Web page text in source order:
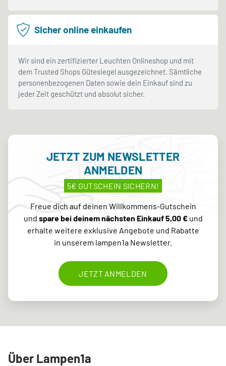
Sicher online einkaufen
Wir sind ein zertifizierter Leuchten Onlineshop und mit
dem Trusted Shops Gütesiegel ausgezeichnet. Sämtliche
personenbezogenen Daten sowie dein Einkauf sind zu
jeder Zeit geschützt und absolut sicher.
JETZT ZUM NEWSLETTER
ANMELDEN
5€ GUTSCHEIN SICHERN!
Freue dich auf deinen Willkommens-Gutschein
und spare bei deinem nächsten Einkauf 5,00 €und
erhalte weitere exklusive Angebote und Rabatte
in unserem lampen1a Newsletter.
JETZT ANMELDEN
Über Lampen1a